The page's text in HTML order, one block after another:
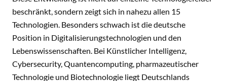
beschränkt, sondern zeigt sich in nahezu allen 15
Technologien. Besonders schwach ist die deutsche
Position in Digitalisierungstechnologien und den
Lebenswissenschaften. Bei Künstlicher Intelligenz,
Cybersecurity, Quantencomputing, pharmazeutischer
Technologie und Biotechnologie liegt Deutschlands